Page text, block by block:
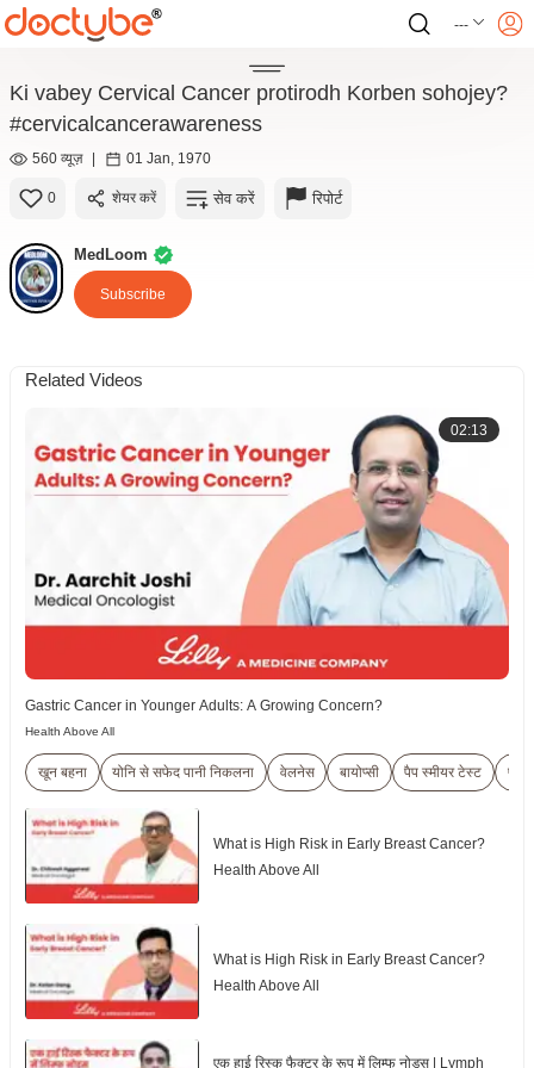
---
Ki vabey Cervical Cancer protirodh Korben sohojey?
#cervicalcancerawareness
560 व्यूज़ | 01 Jan, 1970
0 शेयर करें सेव करें रिपोर्ट
MedLoom
Subscribe
Related Videos
02:13
Gastric Cancer in Younger Adults: A Growing Concern?
Health Above All
खून बहना योनि से सफेद पानी निकलना वेलनेस बायोप्सी पैप स्मीयर टेस्ट पूर्वी
What is High Risk in Early Breast Cancer?
Health Above All
What is High Risk in Early Breast Cancer?
Health Above All
एक हाई रिस्क फैक्टर के रूप में लिम्फ नोड्स | Lymph